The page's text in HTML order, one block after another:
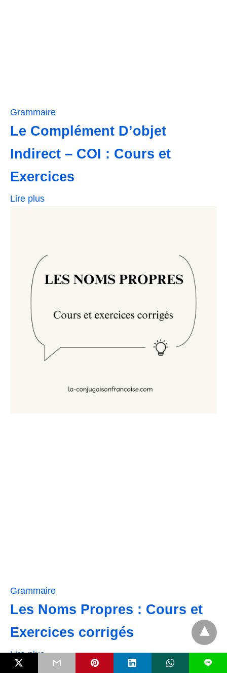
Grammaire
Le Complément D’objet
Indirect – COI : Cours et
Exercices
Lire plus
Grammaire
Les Noms Propres : Cours et
Exercices corrigés
Lire plus
L